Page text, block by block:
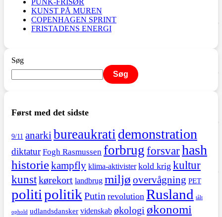
PUNK-FRISØR
KUNST PÅ MUREN
COPENHAGEN SPRINT
FRISTADENS ENERGI
Søg
Søg
Først med det sidste
9/11 anarki bureaukrati demonstration
diktatur Fogh Rasmussen forbrugforsvarhash
historiekampfly klima-aktivister kold krig kultur
kunstkørekort landbrug miljø overvågning PET
politipolitik Putin revolution Rusland tålt
ophold udlandsdansker videnskab økologi økonomi